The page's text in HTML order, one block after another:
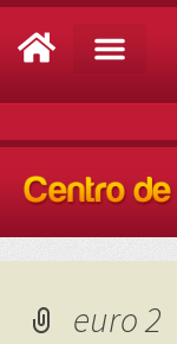
euro 2